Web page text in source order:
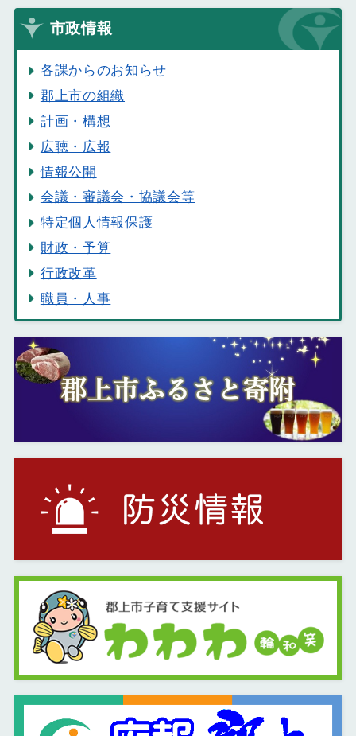
市政情報
各課からのお知らせ
郡上市の組織
計画・構想
広聴・広報
情報公開
会議・審議会・協議会等
特定個人情報保護
財政・予算
行政改革
職員・人事